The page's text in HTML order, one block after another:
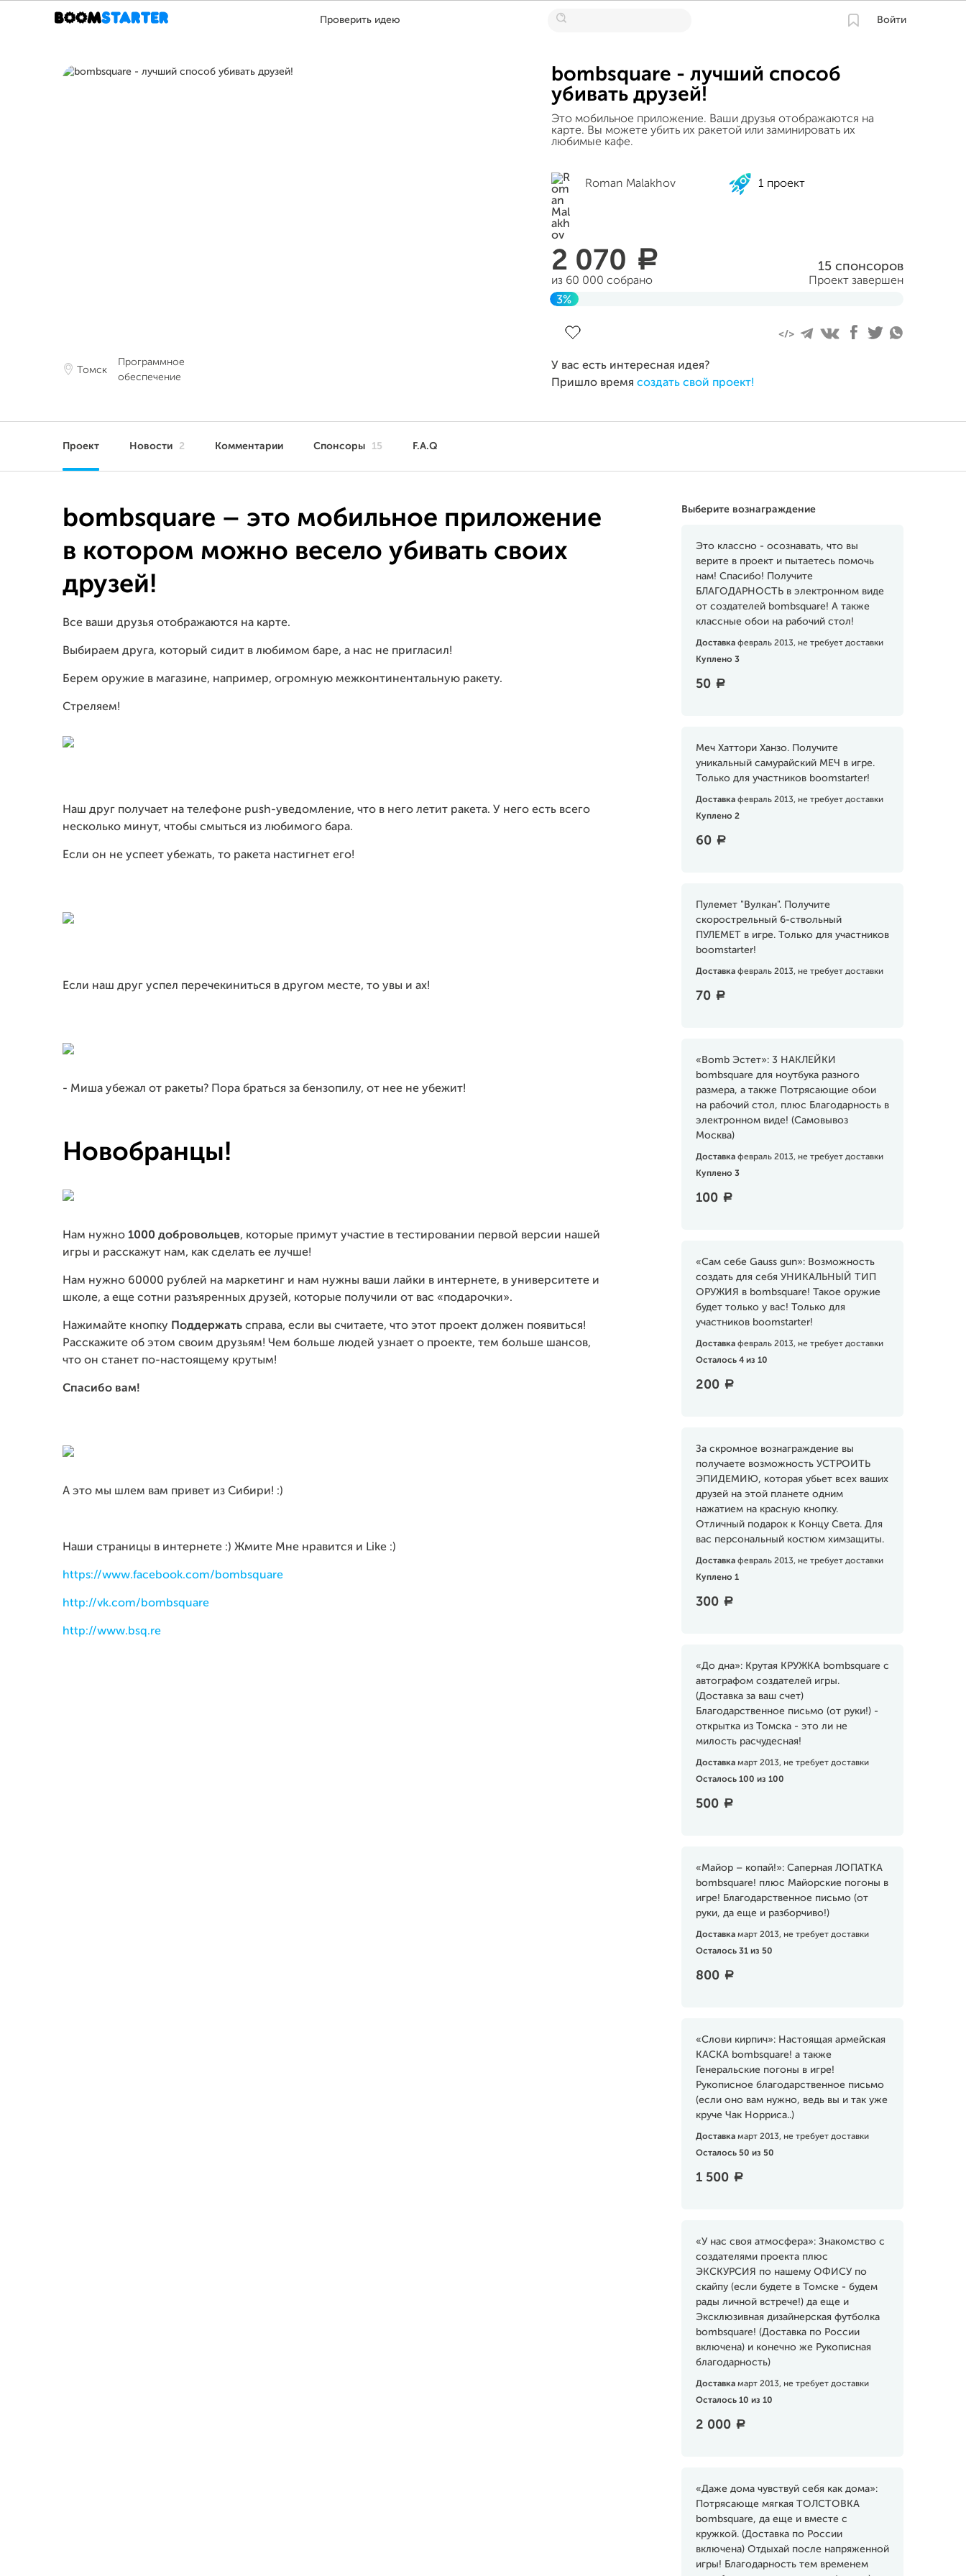
Проверить идею Войти
Томск
Программное
обеспечение
bombsquare - лучший способ
убивать друзей!
Это мобильное приложение. Ваши друзья отображаются на
карте. Вы можете убить их ракетой или заминировать их
любимые кафе.
Roman Malakhov 1 проект
2 070 a
из 60 000 собрано
15 спонсоров
Проект завершен
3%
У вас есть интересная идея?
Пришло время создать свой проект!
Проект Новости 2 Комментарии Спонсоры 15 F.A.Q
Выберите вознаграждение
Это классно - осознавать, что вы
верите в проект и пытаетесь помочь
нам! Спасибо! Получите
БЛАГОДАРНОСТЬ в электронном виде
от создателей bombsquare! А также
классные обои на рабочий стол!
Доставка февраль 2013, не требует доставки
Куплено 3
50 a
Меч Хаттори Ханзо. Получите
уникальный самурайский МЕЧ в игре.
Только для участников boomstarter!
Доставка февраль 2013, не требует доставки
Куплено 2
60 a
Пулемет "Вулкан". Получите
скорострельный 6-ствольный
ПУЛЕМЕТ в игре. Только для участников
boomstarter!
Доставка февраль 2013, не требует доставки
70 a
«Bomb Эстет»: 3 НАКЛЕЙКИ
bombsquare для ноутбука разного
размера, а также Потрясающие обои
на рабочий стол, плюс Благодарность в
электронном виде! (Самовывоз
Москва)
Доставка февраль 2013, не требует доставки
Куплено 3
100 a
«Сам себе Gauss gun»: Возможность
создать для себя УНИКАЛЬНЫЙ ТИП
ОРУЖИЯ в bombsquare! Такое оружие
будет только у вас! Только для
участников boomstarter!
Доставка февраль 2013, не требует доставки
Осталось 4 из 10
200 a
За скромное вознаграждение вы
получаете возможность УСТРОИТЬ
ЭПИДЕМИЮ, которая убьет всех ваших
друзей на этой планете одним
нажатием на красную кнопку.
Отличный подарок к Концу Света. Для
вас персональный костюм химзащиты.
Доставка февраль 2013, не требует доставки
Куплено 1
300 a
«До дна»: Крутая КРУЖКА bombsquare с
автографом создателей игры.
(Доставка за ваш счет)
Благодарственное письмо (от руки!) -
открытка из Томска - это ли не
милость расчудесная!
Доставка март 2013, не требует доставки
Осталось 100 из 100
500 a
«Майор – копай!»: Саперная ЛОПАТКА
bombsquare! плюс Майорские погоны в
игре! Благодарственное письмо (от
руки, да еще и разборчиво!)
Доставка март 2013, не требует доставки
Осталось 31 из 50
800 a
«Слови кирпич»: Настоящая армейская
КАСКА bombsquare! а также
Генеральские погоны в игре!
Рукописное благодарственное письмо
(если оно вам нужно, ведь вы и так уже
круче Чак Норриса..)
Доставка март 2013, не требует доставки
Осталось 50 из 50
1 500 a
«У нас своя атмосфера»: Знакомство с
создателями проекта плюс
ЭКСКУРСИЯ по нашему ОФИСУ по
скайпу (если будете в Томске - будем
рады личной встрече!) да еще и
Эксклюзивная дизайнерская футболка
bombsquare! (Доставка по России
включена) и конечно же Рукописная
благодарность)
Доставка март 2013, не требует доставки
Осталось 10 из 10
2 000 a
«Даже дома чувствуй себя как дома»:
Потрясающе мягкая ТОЛСТОВКА
bombsquare, да еще и вместе с
кружкой. (Доставка по России
включена) Отдыхай после напряженной
игры! Благодарность тем временем
bombsquare – это мобильное приложение
в котором можно весело убивать своих
друзей!
Все ваши друзья отображаются на карте.
Выбираем друга, который сидит в любимом баре, а нас не пригласил!
Берем оружие в магазине, например, огромную межконтинентальную ракету.
Стреляем!
Наш друг получает на телефоне push-уведомление, что в него летит ракета. У него есть всего
несколько минут, чтобы смыться из любимого бара.
Если он не успеет убежать, то ракета настигнет его!
Если наш друг успел перечекиниться в другом месте, то увы и ах!
- Миша убежал от ракеты? Пора браться за бензопилу, от нее не убежит!
Новобранцы!
Нам нужно 1000 добровольцев, которые примут участие в тестировании первой версии нашей
игры и расскажут нам, как сделать ее лучше!
Нам нужно 60000 рублей на маркетинг и нам нужны ваши лайки в интернете, в университете и
школе, а еще сотни разъяренных друзей, которые получили от вас «подарочки».
Нажимайте кнопку Поддержать справа, если вы считаете, что этот проект должен появиться!
Расскажите об этом своим друзьям! Чем больше людей узнает о проекте, тем больше шансов,
что он станет по-настоящему крутым!
Спасибо вам!
А это мы шлем вам привет из Сибири! :)
Наши страницы в интернете :) Жмите Мне нравится и Like :)
https://www.facebook.com/bombsquare
http://vk.com/bombsquare
http://www.bsq.re